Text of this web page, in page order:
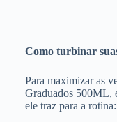
Como turbinar
Para maximizar as
Graduados 500ML,
ele traz para a rotina: